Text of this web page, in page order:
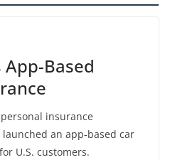
App-Based
personal insurance
an app-based car
U.S. customers.